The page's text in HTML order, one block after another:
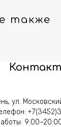
также
ул.